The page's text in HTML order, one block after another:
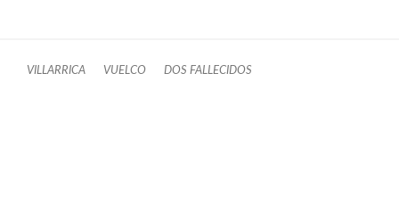
VILLARRICA VUELCO DOS FALLECIDOS